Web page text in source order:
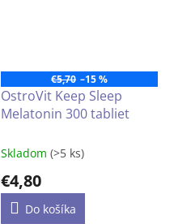
€5,70 –15 %
OstroVit Keep Sleep
Melatonin 300 tabliet
Skladom (>5 ks)
€4,80
Do košíka